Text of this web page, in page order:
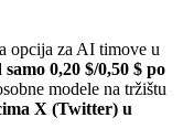
opcija za AI timove u
0,20 $/0,50 $ po
modele na tržištu
X (Twitter) u